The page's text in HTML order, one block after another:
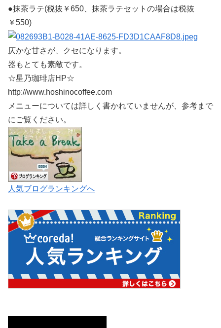
●抹茶ラテ(税抜￥650、抹茶ラテセットの場合は税抜
￥550)
仄かな甘さが、クセになります。
器もとても素敵です。
☆星乃珈琲店HP☆
http://www.hoshinocoffee.com
メニューについては詳しく書かれていませんが、参考まで
にご覧ください。
人気ブログランキングへ